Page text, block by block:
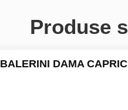
Produse
BALERINI DAMA